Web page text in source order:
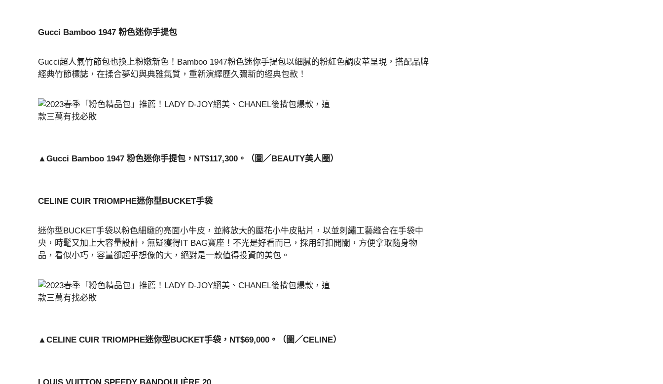
Gucci Bamboo 1947 粉色迷你手提包
Gucci超人氣竹節包也換上粉嫩新色！Bamboo 1947粉色迷你手提包以細膩的粉紅色調皮革呈現，搭配品牌
經典竹節標誌，在揉合夢幻與典雅氣質，重新演繹歷久彌新的經典包款！
▲Gucci Bamboo 1947 粉色迷你手提包，NT$117,300。（圖／BEAUTY美人圈）
CELINE CUIR TRIOMPHE迷你型BUCKET手袋
迷你型BUCKET手袋以粉色細緻的亮面小牛皮，並將放大的壓花小牛皮貼片，以並刺繡工藝縫合在手袋中
央，時髦又加上大容量設計，無疑獲得IT BAG寶座！不光是好看而已，採用釘扣開關，方便拿取隨身物
品，看似小巧，容量卻超乎想像的大，絕對是一款值得投資的美包。
▲CELINE CUIR TRIOMPHE迷你型BUCKET手袋，NT$69,000。（圖／CELINE）
LOUIS VUITTON SPEEDY BANDOULIÈRE 20